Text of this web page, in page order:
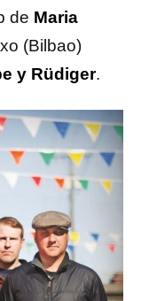
de Maria
(Bilbao)
y Rüdiger.